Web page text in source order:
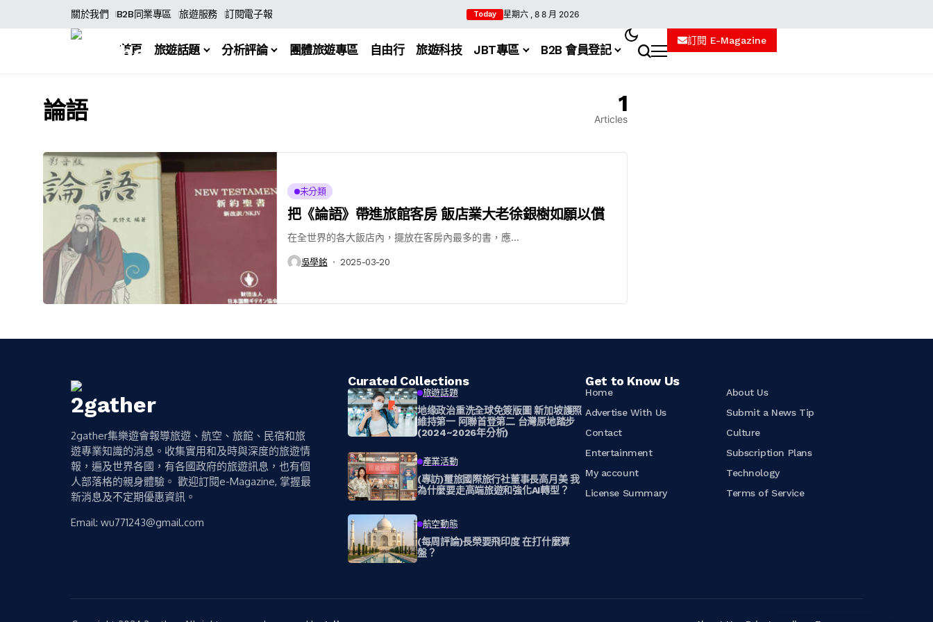
關於我們 B2B同業專區 旅遊服務 訂閱電子報 Today 星期六 , 8 8 月 2026
首頁 旅遊話題 分析評論 團體旅遊專區 自由行 旅遊科技 JBT專區 B2B 會員登記
訂閱 E-Magazine
論語 1
Articles
未分類
把《論語》帶進旅館客房 飯店業大老徐銀樹如願以償
在全世界的各大飯店內，擺放在客房內最多的書，應...
吳學銘 2025-03-20
2gather集樂遊會報導旅遊、航空、旅館、民宿和旅
遊專業知識的消息。收集實用和及時與深度的旅遊情
報，遍及世界各國，有各國政府的旅遊訊息，也有個
人部落格的親身體驗。 歡迎訂閱e-Magazine, 掌握最
新消息及不定期優惠資訊。
Email: wu771243@gmail.com
Curated Collections
旅遊話題
地缘政治重洗全球免簽版圖 新加坡護照
維持第一 阿聯首登第二 台灣原地踏步
(2024~2026年分析)
產業活動
(專訪)璽旅國際旅行社董事長高月美 我
為什麼要走高端旅遊和強化AI轉型？
航空動態
(每周評論)長榮要飛印度 在打什麼算
盤？
Get to Know Us
Home
About Us
Advertise With Us
Submit a News Tip
Contact
Culture
Entertainment
Subscription Plans
My account
Technology
License Summary
Terms of Service